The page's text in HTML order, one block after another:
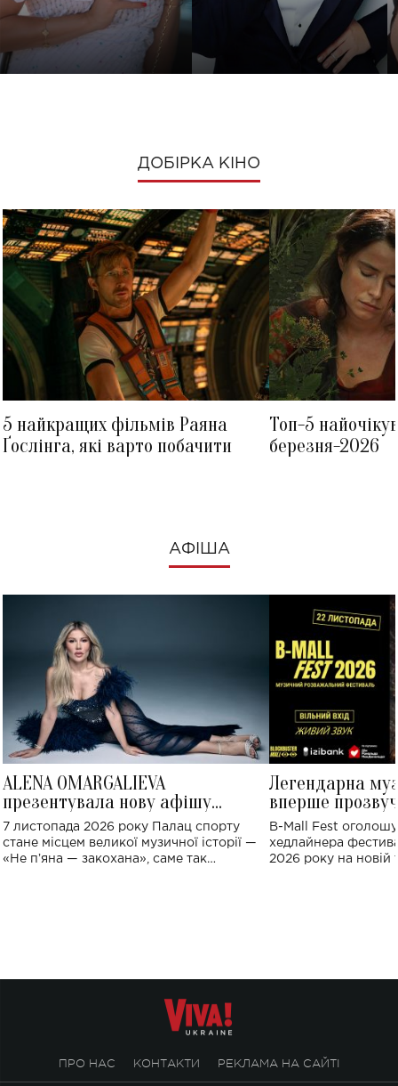
ДОБІРКА КІНО
5 найкращих фільмів Раяна
Ґослінга, які варто побачити
Топ-5
березня-2026
АФІША
ALENA OMARGALIEVA
презентувала нову афішу
великого концерту в Палаці
спорту
7 листопада 2026 року Палац спорту
стане місцем великої музичної історії —
«Не пʼяна — закохана», саме так
Легендарна
вперше
Україні: де
B-Mall Fest
хедлайнера
2026 року на новій
ПРО НАС КОНТАКТИ РЕКЛАМА НА САЙТІ